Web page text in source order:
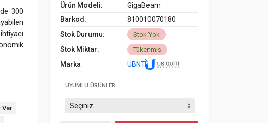
300
Ürün Modeli:
GigaBeam
Barkod:
810010070180
Stok Durumu:
Stok Yok
Stok Miktar: Tükenmiş
Marka UBNT
UYUMLU ÜRÜNLER